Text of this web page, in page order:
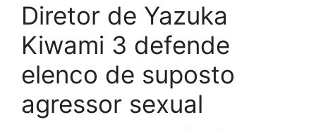
Diretor de Yazuka
Kiwami 3 defende
elenco de suposto
agressor sexual